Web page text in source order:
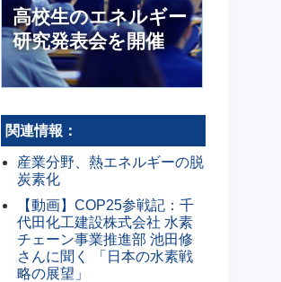
高校生のエネルギー
研究発表会を開催
関連情報：
産業分野、熱エネルギーの脱
炭素化
【動画】COP25参戦記：千
代田化工建設株式会社 水素
チェーン事業推進部 池田修
さんに聞く 「日本の水素戦
略の展望」